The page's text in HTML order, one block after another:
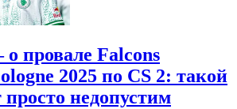
провале Falcons
2025 по CS 2: такой
просто недопустим